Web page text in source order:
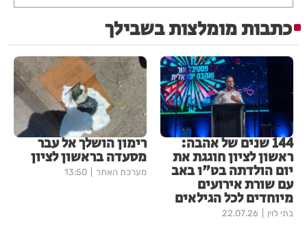
כתבות מומלצות בשבילך
144 שנים של אהבה:
ראשון לציון חוגגת את
יום הולדתה בט"ו באב
עם שורת אירועים
מיוחדים לכל הגילאים
בתי לוין 22.07.26
רימון הושלך אל עבר
מסעדה בראשון לציון
מערכת האתר 13:50